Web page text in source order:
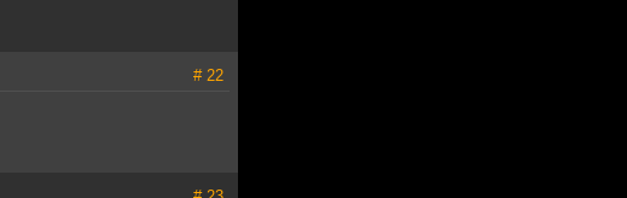
# 22